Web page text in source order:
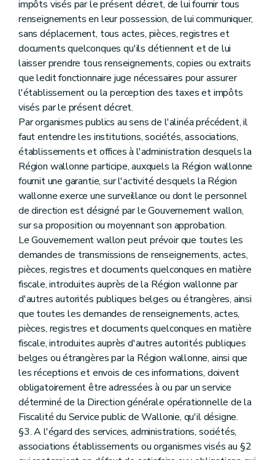
impôts visés par le présent décret, de lui fournir tous
renseignements en leur possession, de lui communiquer,
sans déplacement, tous actes, pièces, registres et
documents quelconques qu'ils détiennent et de lui
laisser prendre tous renseignements, copies ou extraits
que ledit fonctionnaire juge nécessaires pour assurer
l'établissement ou la perception des taxes et impôts
visés par le présent décret.
Par organismes publics au sens de l'alinéa précédent, il
faut entendre les institutions, sociétés, associations,
établissements et offices à l'administration desquels la
Région wallonne participe, auxquels la Région wallonne
fournit une garantie, sur l'activité desquels la Région
wallonne exerce une surveillance ou dont le personnel
de direction est désigné par le Gouvernement wallon,
sur sa proposition ou moyennant son approbation.
Le Gouvernement wallon peut prévoir que toutes les
demandes de transmissions de renseignements, actes,
pièces, registres et documents quelconques en matière
fiscale, introduites auprès de la Région wallonne par
d'autres autorités publiques belges ou étrangères, ainsi
que toutes les demandes de renseignements, actes,
pièces, registres et documents quelconques en matière
fiscale, introduites auprès d'autres autorités publiques
belges ou étrangères par la Région wallonne, ainsi que
les réceptions et envois de ces informations, doivent
obligatoirement être adressées à ou par un service
déterminé de la Direction générale opérationnelle de la
Fiscalité du Service public de Wallonie, qu'il désigne.
§3. A l'égard des services, administrations, sociétés,
associations établissements ou organismes visés au §2